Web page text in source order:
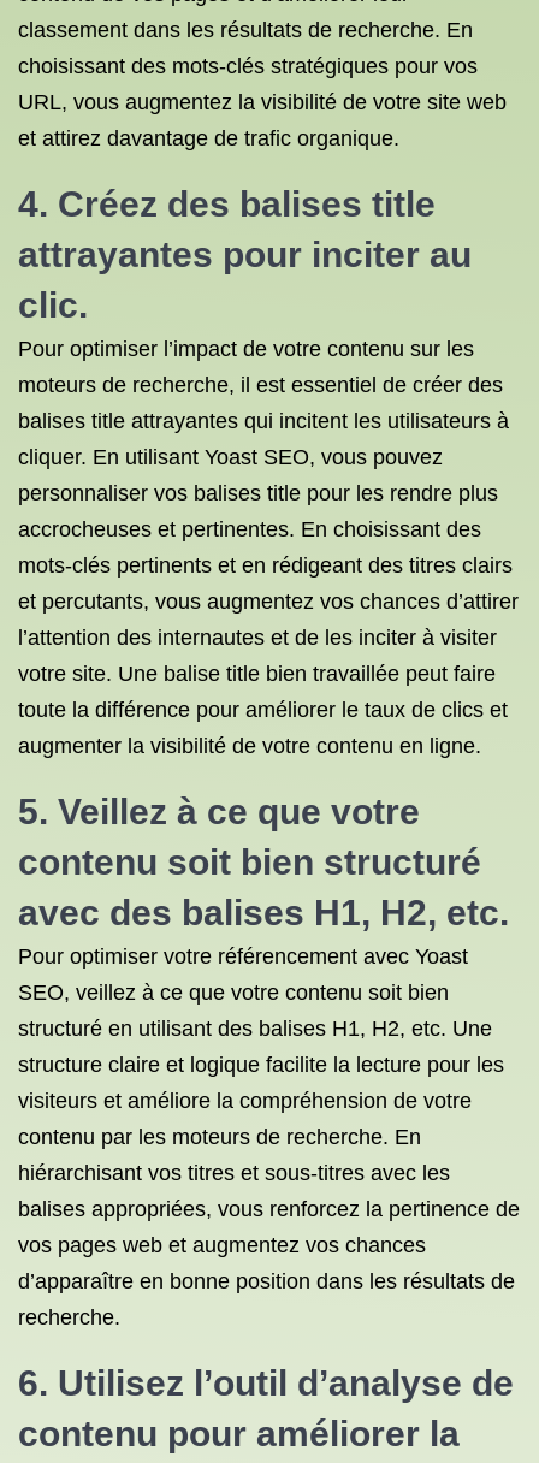
classement dans les résultats de recherche. En
choisissant des mots-clés stratégiques pour vos
URL, vous augmentez la visibilité de votre site web
et attirez davantage de trafic organique.
4. Créez des balises title
attrayantes pour inciter au
clic.
Pour optimiser l’impact de votre contenu sur les
moteurs de recherche, il est essentiel de créer des
balises title attrayantes qui incitent les utilisateurs à
cliquer. En utilisant Yoast SEO, vous pouvez
personnaliser vos balises title pour les rendre plus
accrocheuses et pertinentes. En choisissant des
mots-clés pertinents et en rédigeant des titres clairs
et percutants, vous augmentez vos chances d’attirer
l’attention des internautes et de les inciter à visiter
votre site. Une balise title bien travaillée peut faire
toute la différence pour améliorer le taux de clics et
augmenter la visibilité de votre contenu en ligne.
5. Veillez à ce que votre
contenu soit bien structuré
avec des balises H1, H2, etc.
Pour optimiser votre référencement avec Yoast
SEO, veillez à ce que votre contenu soit bien
structuré en utilisant des balises H1, H2, etc. Une
structure claire et logique facilite la lecture pour les
visiteurs et améliore la compréhension de votre
contenu par les moteurs de recherche. En
hiérarchisant vos titres et sous-titres avec les
balises appropriées, vous renforcez la pertinence de
vos pages web et augmentez vos chances
d’apparaître en bonne position dans les résultats de
recherche.
6. Utilisez l’outil d’analyse de
contenu pour améliorer la